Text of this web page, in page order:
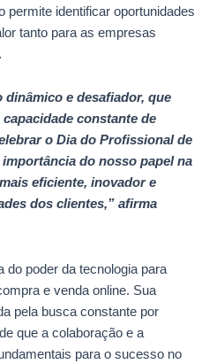
permite identificar oportunidades
tanto para as empresas
dinâmico e desafiador, que
constante de
o Dia do Profissional de
do nosso papel na
eficiente, inovador e
dos clientes,” afirma
do poder da tecnologia para
e venda online. Sua
pela busca constante por
que a colaboração e a
para o sucesso no